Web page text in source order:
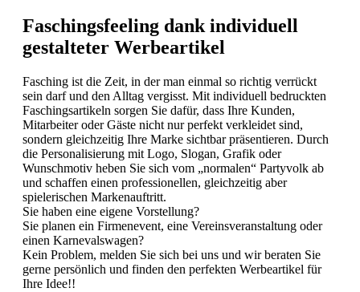
Faschingsfeeling dank individuell
gestalteter Werbeartikel
Fasching ist die Zeit, in der man einmal so richtig verrückt
sein darf und den Alltag vergisst. Mit individuell bedruckten
Faschingsartikeln sorgen Sie dafür, dass Ihre Kunden,
Mitarbeiter oder Gäste nicht nur perfekt verkleidet sind,
sondern gleichzeitig Ihre Marke sichtbar präsentieren. Durch
die Personalisierung mit Logo, Slogan, Grafik oder
Wunschmotiv heben Sie sich vom „normalen“ Partyvolk ab
und schaffen einen professionellen, gleichzeitig aber
spielerischen Markenauftritt.
Sie haben eine eigene Vorstellung?
Sie planen ein Firmenevent, eine Vereinsveranstaltung oder
einen Karnevalswagen?
Kein Problem, melden Sie sich bei uns und wir beraten Sie
gerne persönlich und finden den perfekten Werbeartikel für
Ihre Idee!!